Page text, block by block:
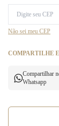
Não sei meu CEP
COMPARTILHE
Compartilhar
Whatsapp